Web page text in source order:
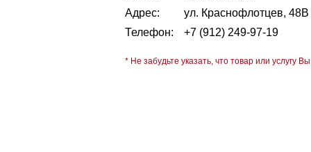
Адрес:
ул. Краснофлотцев, 48В
Телефон:
+7 (912) 249-97-19
* Не забудьте указать, что товар или услугу